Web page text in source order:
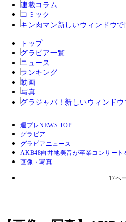
連載コラム
コミック
キン肉マン 新しいウィンドウで
トップ
グラビア一覧
ニュース
ランキング
動画
写真
グラジャパ！ 新しいウィンドウ
週プレNEWS TOP
グラビア
グラビアニュース
AKB48向井地美音が卒業コンサー
画像・写真
17ペ